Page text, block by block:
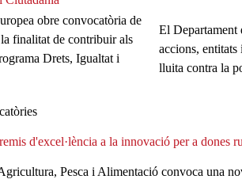
obre convocatòria de
finalitat de contribuir als
Drets, Igualtat i
El Departament
accions, entitats
lluita contra la
d'excel·lència a la innovació per a dones
Pesca i Alimentació convoca una